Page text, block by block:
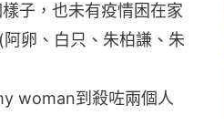
子，也未有疫情困在家
卵、白只、朱柏謙、朱
woman到殺咗兩個人